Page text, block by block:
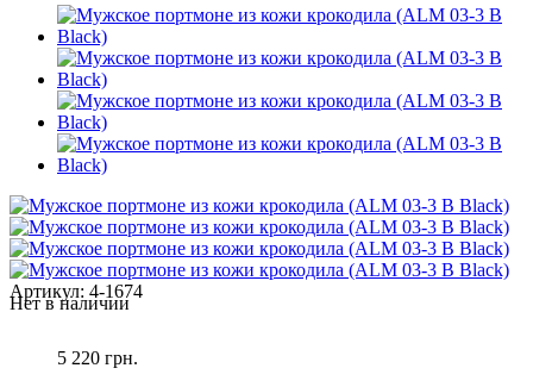
Артикул: 4-1674
Нет в наличии
5 220 грн.